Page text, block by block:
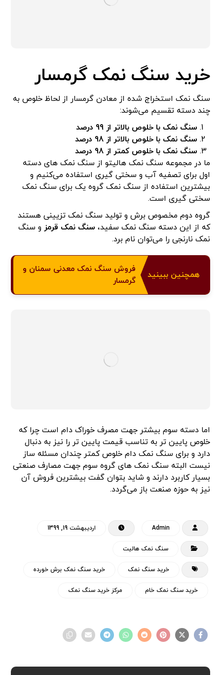
خرید سنگ نمک گرمسار
سنگ نمک استخراج شده از معادن گرمسار از لحاظ خلوص به
چند دسته تقسیم می‌شوند:
سنگ نمک با خلوص بالاتر از 99 درصد
سنگ نمک با خلوص بالاتر از 98 درصد
سنگ نمک با خلوص کمتر از 98 درصد
ما در مجموعه سنگ نمک هالیتو از سنگ نمک های دسته
اول برای تصفیه آب و سختی گیری استفاده می‌کنیم و
بیشترین استفاده از سنگ نمک گروه یک برای سنگ نمک
سختی گیری است.
گروه دوم مخصوص برش و تولید سنگ نمک تزیینی هستند
که از این دسته سنگ نمک سفید، سنگ نمک قرمز و سنگ
نمک نارنجی را می‌توان نام برد.
همچنین ببینید
فروش سنگ نمک معدنی سمنان و
گرمسار
اما دسته سوم بیشتر جهت مصرف خوراک دام است چرا که
خلوص پایین تر به تناسب قیمت پایین تر را نیز به دنبال
دارد و برای سنگ نمک دام خلوص کمتر چندان مسئله ساز
نیست البته سنگ نمک های گروه سوم جهت مصارف صنعتی
بسیار کاربرد دارند و شاید بتوان گفت بیشترین فروش آن
نیز به حوزه صنعت باز می‌گردد.
Admin اردیبهشت 19, 1399
سنگ نمک هالیت
خرید سنگ نمک خرید سنگ نمک برش خورده
خرید سنگ نمک خام مرکز خرید سنگ نمک